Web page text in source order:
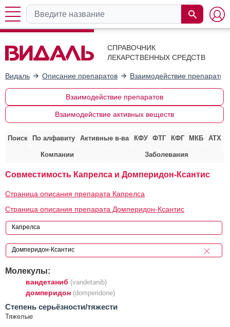
СПРАВОЧНИК
ЛЕКАРСТВЕННЫХ СРЕДСТВ
Видаль Описание препаратов Взаимодействие препаратов
Взаимодействие препаратов
Взаимодействие активных веществ
Поиск По алфавиту Активные в-ва КФУ ФТГ КФГ МКБ АТХ
Компании Заболевания
Совместимость Капрелса и Домперидон-Ксантис
Страница описания препарата Капрелса
Страница описания препарата Домперидон-Ксантис
Молекулы:
вандетаниб (vandetanib)
домперидон (domperidone)
Cтепень серьёзности/тяжести
Тяжелые